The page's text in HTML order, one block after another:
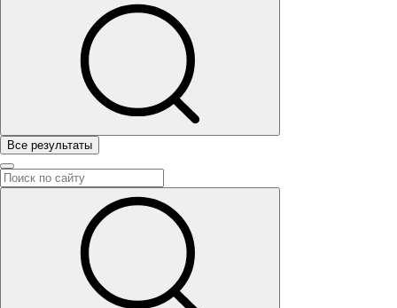
Все результаты